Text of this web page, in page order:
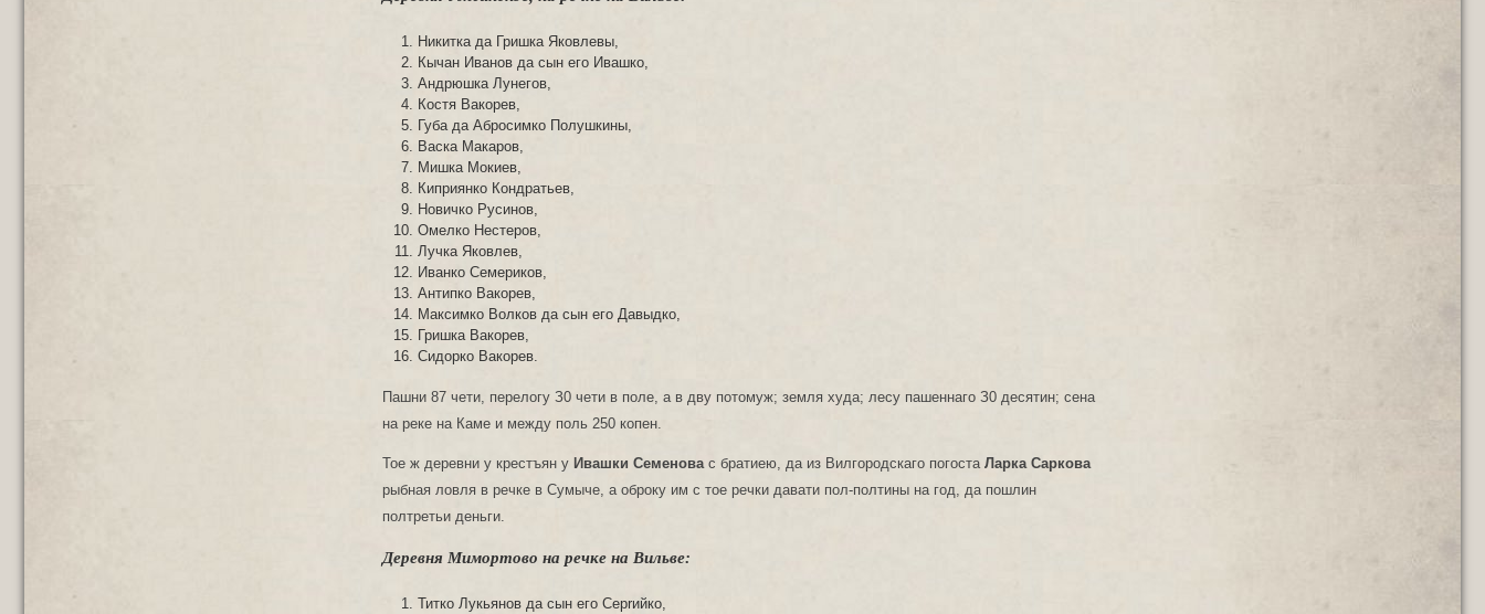
Никитка да Гришка Яковлевы,
Кычан Иванов да сын его Ивашко,
Андрюшка Лунегов,
Костя Вакорев,
Губа да Абросимко Полушкины,
Васка Макаров,
Мишка Мокиев,
Киприянко Кондратьев,
Новичко Русинов,
Омелко Нестеров,
Лучка Яковлев,
Иванко Семериков,
Антипко Вакорев,
Максимко Волков да сын его Давыдко,
Гришка Вакорев,
Сидорко Вакорев.
Пашни 87 чети, перелогу З0 чети в поле, а в дву потомуж; земля худа; лесу пашеннаго З0 десятин; сена
на реке на Каме и между поль 250 копен.
Тое ж деревни у крестъян у Ивашки Семеновас братиею, да из Вилгородскаго погоста Ларка Саркова
рыбная ловля в речке в Сумыче, а оброку им с тое речки давати пол-полтины на год, да пошлин
полтретьи деньги.
Деревня Мимортово на речке на Вильве:
Титко Лукьянов да сын его Ceprийкo,